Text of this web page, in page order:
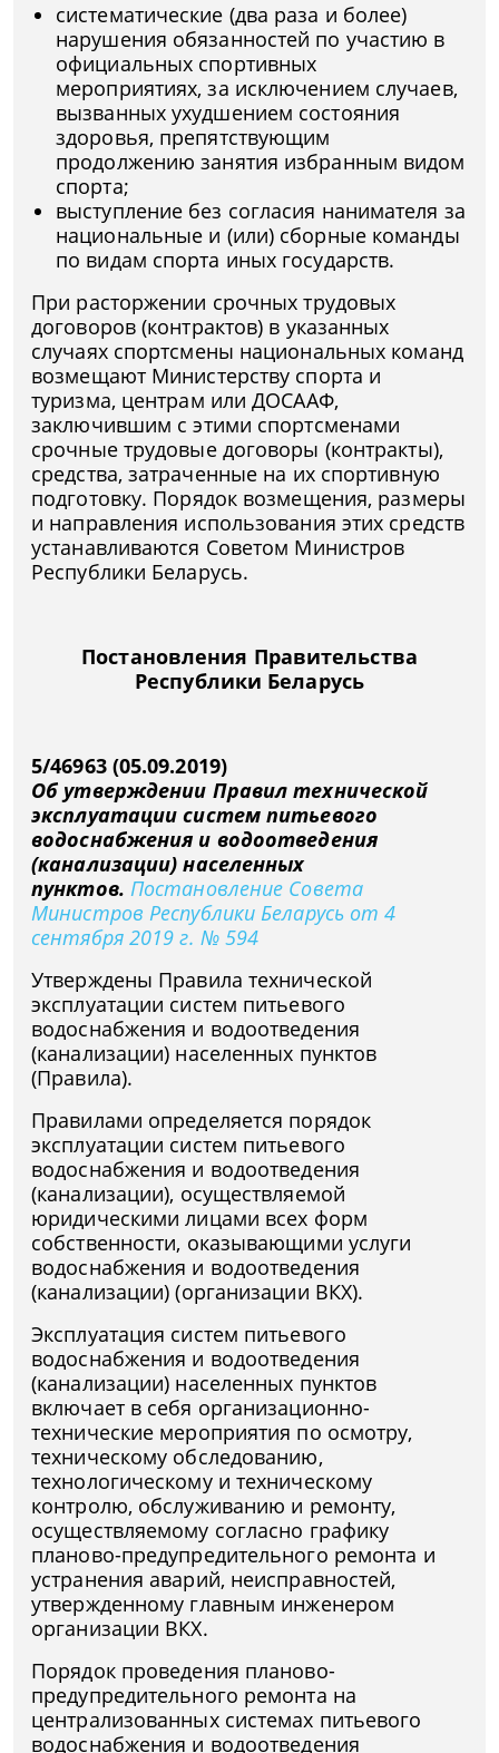
систематические (два раза и более)
нарушения обязанностей по участию в
официальных спортивных
мероприятиях, за исключением случаев,
вызванных ухудшением состояния
здоровья, препятствующим
продолжению занятия избранным видом
спорта;
выступление без согласия нанимателя за
национальные и (или) сборные команды
по видам спорта иных государств.
При расторжении срочных трудовых
договоров (контрактов) в указанных
случаях спортсмены национальных команд
возмещают Министерству спорта и
туризма, центрам или ДОСААФ,
заключившим с этими спортсменами
срочные трудовые договоры (контракты),
средства, затраченные на их спортивную
подготовку. Порядок возмещения, размеры
и направления использования этих средств
устанавливаются Советом Министров
Республики Беларусь.
Постановления Правительства
Республики Беларусь
5/46963 (05.09.2019)
Об утверждении Правил технической
эксплуатации систем питьевого
водоснабжения и водоотведения
(канализации) населенных
пунктов. Постановление Совета
Министров Республики Беларусь от 4
сентября 2019 г. № 594
Утверждены Правила технической
эксплуатации систем питьевого
водоснабжения и водоотведения
(канализации) населенных пунктов
(Правила).
Правилами определяется порядок
эксплуатации систем питьевого
водоснабжения и водоотведения
(канализации), осуществляемой
юридическими лицами всех форм
собственности, оказывающими услуги
водоснабжения и водоотведения
(канализации) (организации ВКХ).
Эксплуатация систем питьевого
водоснабжения и водоотведения
(канализации) населенных пунктов
включает в себя организационно-
технические мероприятия по осмотру,
техническому обследованию,
технологическому и техническому
контролю, обслуживанию и ремонту,
осуществляемому согласно графику
планово-предупредительного ремонта и
устранения аварий, неисправностей,
утвержденному главным инженером
организации ВКХ.
Порядок проведения планово-
предупредительного ремонта на
централизованных системах питьевого
водоснабжения и водоотведения